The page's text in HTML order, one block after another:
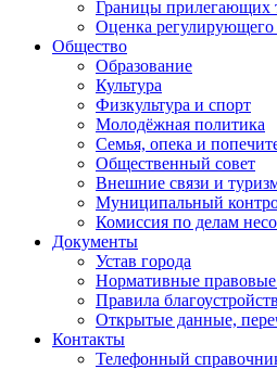
Границы прилегающих
Оценка регулирующего
Общество
Образование
Культура
Физкультура и спорт
Молодёжная политика
Семья, опека и
Общественный совет
Внешние связи и
Муниципальный
Комиссия по делам
Документы
Устав города
Нормативные
Правила
Открытые данные,
Контакты
Телефонный